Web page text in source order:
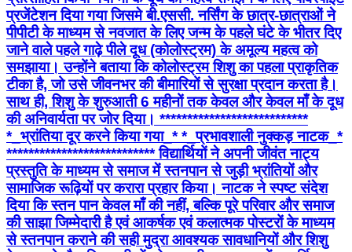
प्रजेंटेशन दिया गया जिसमे बी.एससी. नर्सिंग के छात्र-छात्राओं ने
पीपीटी के माध्यम से नवजात के लिए जन्म के पहले घंटे के भीतर दिए
जाने वाले पहले गाढ़े पीले दूध (कोलोस्ट्रम) के अमूल्य महत्व को
समझाया। उन्होंने बताया कि कोलोस्ट्रम शिशु का पहला प्राकृतिक
टीका है, जो उसे जीवनभर की बीमारियों से सुरक्षा प्रदान करता है।
साथ ही, शिशु के शुरुआती 6 महीनों तक केवल और केवल माँ के दूध
की अनिवार्यता पर जोर दिया। ***************************
*_भ्रांतिया दूर करने किया गया_* *​_प्रभावशाली नुक्कड़ नाटक_*
*************************** विद्यार्थियों ने अपनी जीवंत नाट्य
प्रस्तुति के माध्यम से समाज में स्तनपान से जुड़ी भ्रांतियों और
सामाजिक रूढ़ियों पर करारा प्रहार किया। नाटक ने स्पष्ट संदेश
दिया कि स्तन पान केवल माँ की नहीं, बल्कि पूरे परिवार और समाज
की साझा जिम्मेदारी है एवं आकर्षक एवं कलात्मक पोस्टरों के माध्यम
से स्तनपान कराने की सही मुद्रा आवश्यक सावधानियों और शिशु